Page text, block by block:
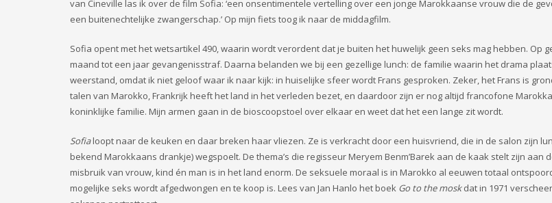
van Cineville las ik over de film Sofia: ‘een onsentimentele vertelling over een jonge Marokkaanse vrouw die de
een buitenechtelijke zwangerschap.’ Op mijn fiets toog ik naar de middagfilm.
Sofia opent met het wetsartikel 490, waarin wordt verordent dat je buiten het huwelijk geen seks mag hebben. Op
maand tot een jaar gevangenisstraf. Daarna belanden we bij een gezellige lunch: de familie waarin het drama
weerstand, omdat ik niet geloof waar ik naar kijk: in huiselijke sfeer wordt Frans gesproken. Zeker, het Frans is
talen van Marokko, Frankrijk heeft het land in het verleden bezet, en daardoor zijn er nog altijd francofone
koninklijke familie. Mijn armen gaan in de bioscoopstoel over elkaar en weet dat het een lange zit wordt.
Sofialoopt naar de keuken en daar breken haar vliezen. Ze is verkracht door een huisvriend, die in de salon zijn
bekend Marokkaans drankje) wegspoelt. De thema’s die regisseur Meryem Benm’Barek aan de kaak stelt zijn aan
misbruik van vrouw, kind én man is in het land enorm. De seksuele moraal is in Marokko al eeuwen totaal
mogelijke seks wordt afgedwongen en te koop is. Lees van Jan Hanlo het boek Go to the moskdat in 1971